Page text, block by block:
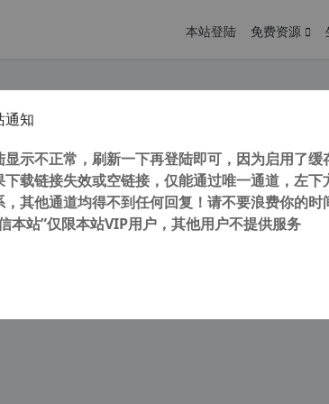
本站登陆 免费资源
官方版 v1.4.8.1 安卓手机版 FC红白机游戏 街机游戏 安卓游戏 flash游戏 应用商
注明： 转载自cnorg.12hp.de 注意：由于网站空间位于
的访问高峰期...
通知
显示不正常，刷新一下再登陆即可，因为启用了缓
下载链接失效或空链接，仅能通过唯一通道，左下
，其他通道均得不到任何回复！请不要浪费你的时
本站”仅限本站VIP用户，其他用户不提供服务